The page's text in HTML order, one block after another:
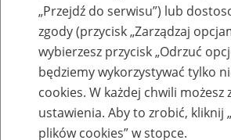
Zaproś ZUS do siebie:
„Przejdź do serwisu”) lub
zgody (przycisk „Zarządzaj
wybierzesz przycisk „Odrzuć
będziemy wykorzystywać tylko
cookies. W każdej chwili możesz
ustawienia. Aby to zrobić, kliknij
plików cookies” w stopce.